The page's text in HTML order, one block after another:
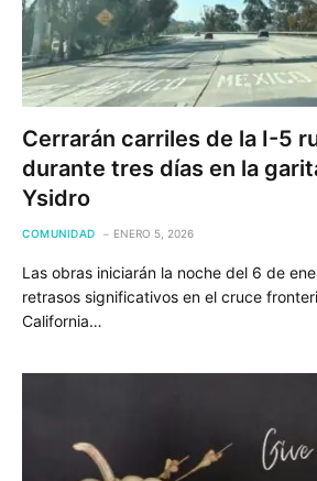
Cerrarán carriles de la I-5
durante tres días en la
Ysidro
COMUNIDAD ENERO 5, 2026
Las obras iniciarán la noche del 6 de
retrasos significativos en el cruce
California…